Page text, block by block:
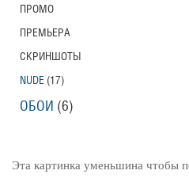
Эта картинка уменьшина чтобы
ПРОМО
ПРЕМЬЕРА
СКРИНШОТЫ
NUDE (17)
ОБОИ (6)